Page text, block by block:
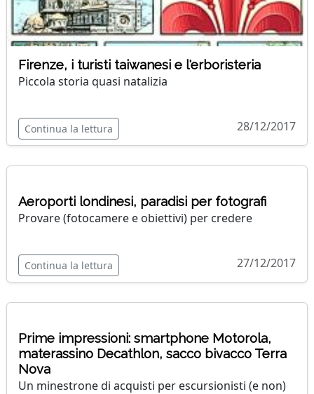
Firenze, i turisti taiwanesi e l'erboristeria
Piccola storia quasi natalizia
Continua la lettura 28/12/2017
Aeroporti londinesi, paradisi per fotografi
Provare (fotocamere e obiettivi) per credere
Continua la lettura 27/12/2017
Prime impressioni: smartphone Motorola,
materassino Decathlon, sacco bivacco Terra
Nova
Un minestrone di acquisti per escursionisti (e non)